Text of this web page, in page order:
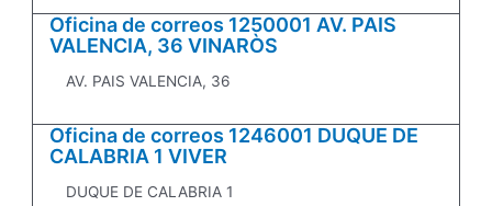
Oficina de correos 1250001 AV. PAIS
VALENCIA, 36 VINARÒS
AV. PAIS VALENCIA, 36
Oficina de correos 1246001 DUQUE DE
CALABRIA 1 VIVER
DUQUE DE CALABRIA 1